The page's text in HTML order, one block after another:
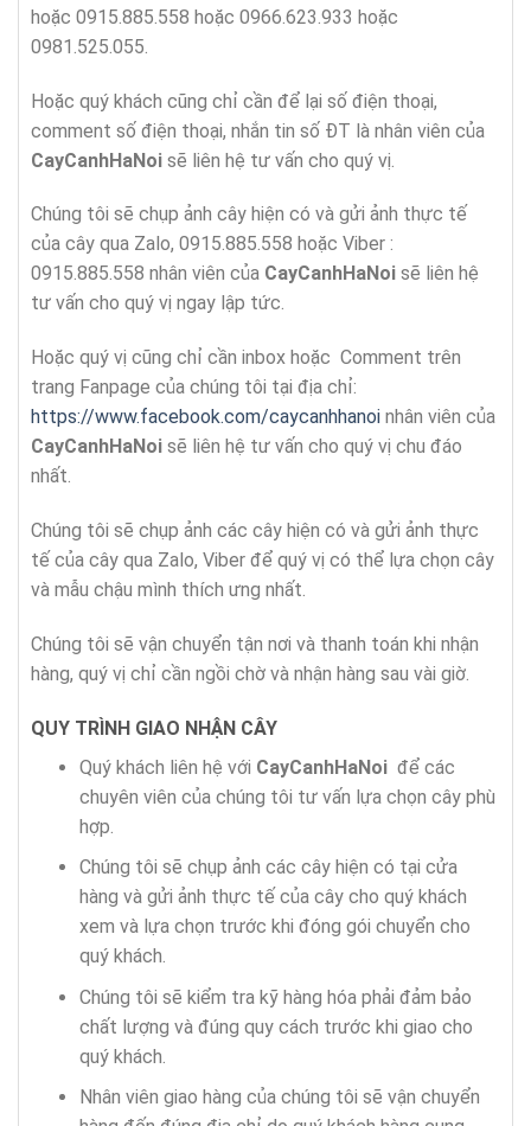
hoặc 0915.885.558 hoặc 0966.623.933 hoặc
0981.525.055.
Hoặc quý khách cũng chỉ cần để lại số điện thoại,
comment số điện thoại, nhắn tin số ĐT là nhân viên của
CayCanhHaNoi sẽ liên hệ tư vấn cho quý vị.
Chúng tôi sẽ chụp ảnh cây hiện có và gửi ảnh thực tế
của cây qua Zalo, 0915.885.558 hoặc Viber :
0915.885.558 nhân viên của CayCanhHaNoi sẽ liên hệ
tư vấn cho quý vị ngay lập tức.
Hoặc quý vị cũng chỉ cần inbox hoặc Comment trên
trang Fanpage của chúng tôi tại địa chỉ:
https://www.facebook.com/caycanhhanoi nhân viên của
CayCanhHaNoi sẽ liên hệ tư vấn cho quý vị chu đáo
nhất.
Chúng tôi sẽ chụp ảnh các cây hiện có và gửi ảnh thực
tế của cây qua Zalo, Viber để quý vị có thể lựa chọn cây
và mẫu chậu mình thích ưng nhất.
Chúng tôi sẽ vận chuyển tận nơi và thanh toán khi nhận
hàng, quý vị chỉ cần ngồi chờ và nhận hàng sau vài giờ.
QUY TRÌNH GIAO NHẬN CÂY
Quý khách liên hệ với CayCanhHaNoiđể các
chuyên viên của chúng tôi tư vấn lựa chọn cây phù
hợp.
Chúng tôi sẽ chụp ảnh các cây hiện có tại cửa
hàng và gửi ảnh thực tế của cây cho quý khách
xem và lựa chọn trước khi đóng gói chuyển cho
quý khách.
Chúng tôi sẽ kiểm tra kỹ hàng hóa phải đảm bảo
chất lượng và đúng quy cách trước khi giao cho
quý khách.
Nhân viên giao hàng của chúng tôi sẽ vận chuyển